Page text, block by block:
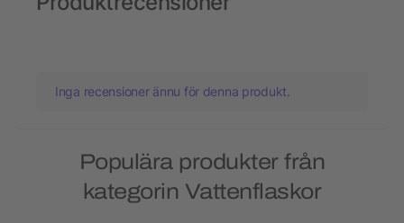
Inga recensioner ännu för denna produkt.
Populära produkter från
kategorin Vattenflaskor